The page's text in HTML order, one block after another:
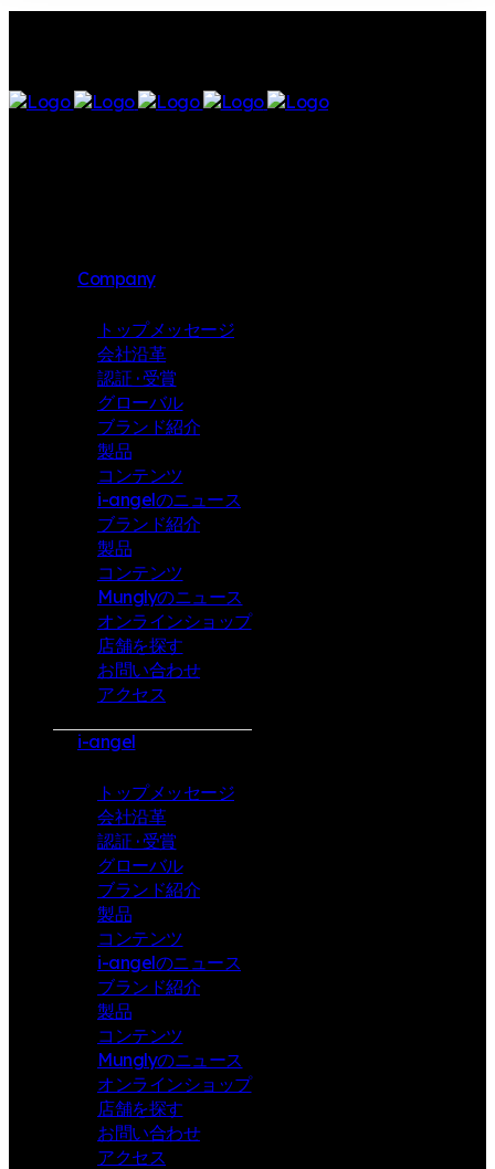
Company
トップメッセージ
会社沿革
認証 · 受賞
グローバル
ブランド紹介
製品
コンテンツ
i-angelのニュース
ブランド紹介
製品
コンテンツ
Munglyのニュース
オンラインショップ
店舗を探す
お問い合わせ
アクセス
i-angel
トップメッセージ
会社沿革
認証 · 受賞
グローバル
ブランド紹介
製品
コンテンツ
i-angelのニュース
ブランド紹介
製品
コンテンツ
Munglyのニュース
オンラインショップ
店舗を探す
お問い合わせ
アクセス